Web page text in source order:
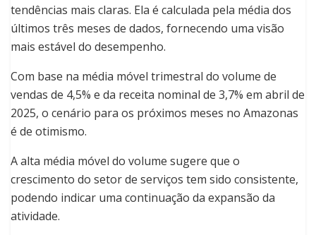
tendências mais claras. Ela é calculada pela média dos
últimos três meses de dados, fornecendo uma visão
mais estável do desempenho.
Com base na média móvel trimestral do volume de
vendas de 4,5% e da receita nominal de 3,7% em abril de
2025, o cenário para os próximos meses no Amazonas
é de otimismo.
A alta média móvel do volume sugere que o
crescimento do setor de serviços tem sido consistente,
podendo indicar uma continuação da expansão da
atividade.